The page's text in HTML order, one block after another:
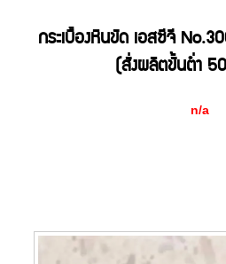
กระเบื้องหินขัด เอสซีจี
(สั่งผลิตขั้นต่ำ
n/a